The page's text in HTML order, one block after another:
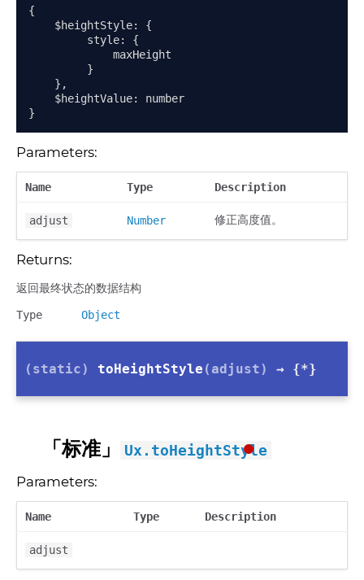
{
    $heightStyle
:
{
         style
:
{
             maxHeight
}
},
    $heightValue
:
}
Parameters:
Name Type Description
adjust Number 修正高度值。
Returns:
返回最终状态的数据结构
Type Object
(static) toHeightStyle (adjust) → {*}
「标准」 Ux.toHeightStyle
Parameters:
Name Type Description
adjust